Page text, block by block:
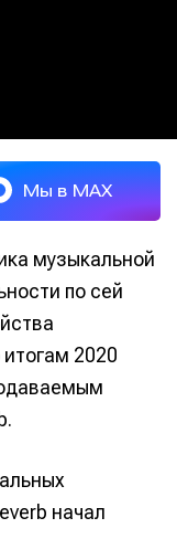
Мы в MAX
музыкальной
по сей
2020
начал